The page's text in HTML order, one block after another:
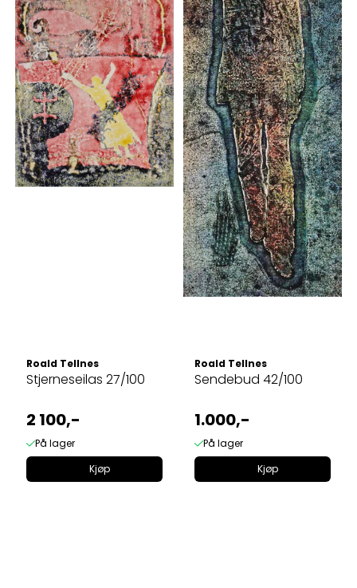
Roald Tellnes
Stjerneseilas 27/100
2 100,-
På lager
Kjøp
Roald Tellnes
Sendebud 42/100
1.000,-
På lager
Kjøp